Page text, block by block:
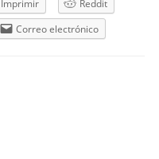
Imprimir
Reddit
Correo electrónico